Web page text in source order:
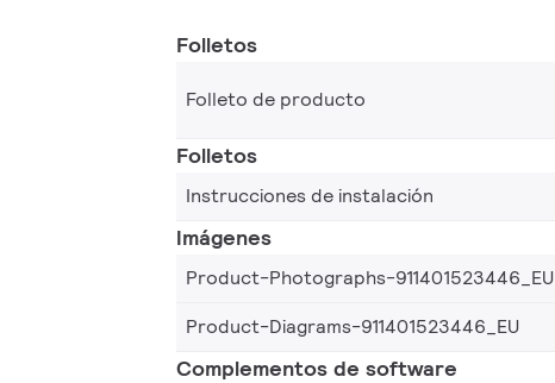
Folletos
Folleto de producto
Folletos
Instrucciones de instalación
Imágenes
Product-Photographs-911401523446_EU
Product-Diagrams-911401523446_EU
Complementos de software